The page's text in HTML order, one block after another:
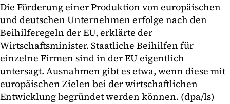
Die Förderung einer Produktion von europäischen
und deutschen Unternehmen erfolge nach den
Beihilferegeln der EU, erklärte der
Wirtschaftsminister. Staatliche Beihilfen für
einzelne Firmen sind in der EU eigentlich
untersagt. Ausnahmen gibt es etwa, wenn diese mit
europäischen Zielen bei der wirtschaftlichen
Entwicklung begründet werden können. (dpa/ls)